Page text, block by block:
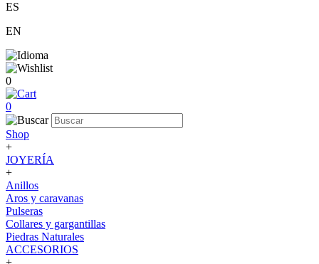
ES
EN
0
0
Shop
+
JOYERÍA
+
Anillos
Aros y caravanas
Pulseras
Collares y gargantillas
Piedras Naturales
ACCESORIOS